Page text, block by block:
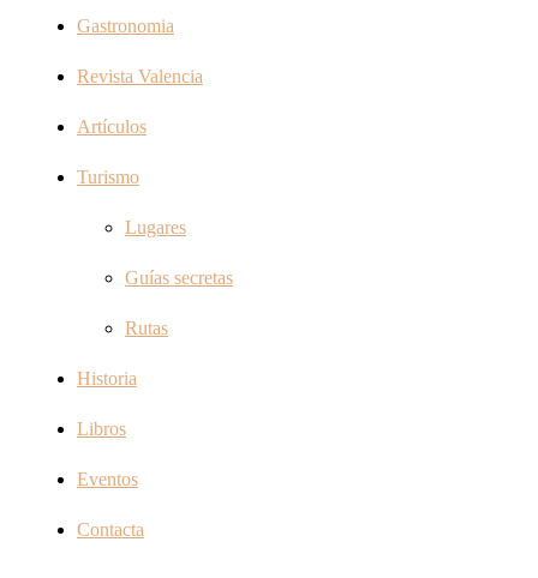
Gastronomia
Revista Valencia
Artículos
Turismo
Lugares
Guías secretas
Rutas
Historia
Libros
Eventos
Contacta